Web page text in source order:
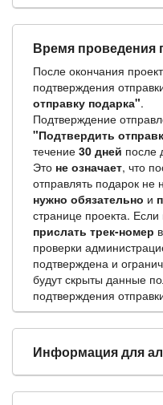
Время проведения
После окончания
подтверждения
отправку подарка".
Подтверждение
"Подтвердить
течение 30 дней после
Это не означает, что
отправлять подарок не
нужно обязательно и
странице проекта.
прислать трек-номер в
проверки
подтверждена и
будут скрыты данные
подтверждения
Информация для